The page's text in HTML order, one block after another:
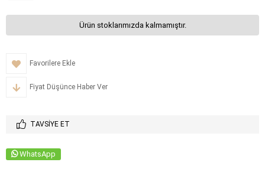
Ürün stoklarımızda kalmamıştır.
Favorilere Ekle
Fiyat Düşünce Haber Ver
TAVSIYE ET
WhatsApp